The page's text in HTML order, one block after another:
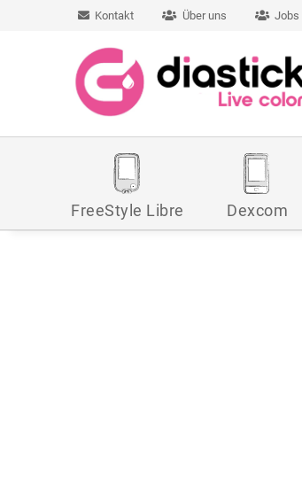
Kontakt Über uns Jobs
FreeStyle Libre Dexcom